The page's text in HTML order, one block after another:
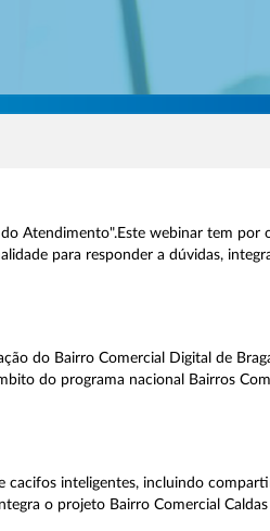
Atendimento".Este webinar tem por
para responder a dúvidas,
do Bairro Comercial Digital de
do programa nacional Bairros
cacifos inteligentes, incluindo
o projeto Bairro Comercial Caldas